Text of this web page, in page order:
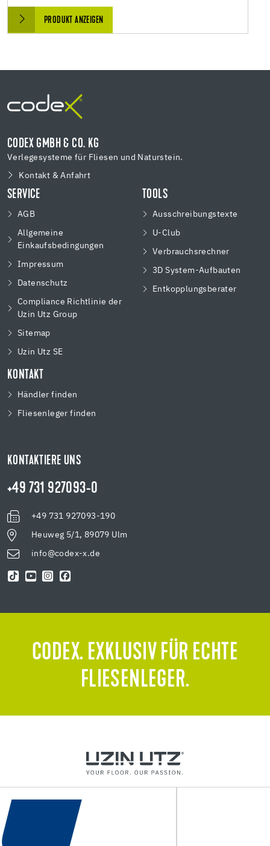
PRODUKT ANZEIGEN
CODEX GMBH & CO. KG
Verlegesysteme für Fliesen und Naturstein.
Kontakt & Anfahrt
SERVICE
AGB
Allgemeine
Einkaufsbedingungen
Impressum
Datenschutz
Compliance Richtlinie der
Uzin Utz Group
Sitemap
Uzin Utz SE
TOOLS
Ausschreibungstexte
U-Club
Verbrauchsrechner
3D System-Aufbauten
Entkopplungsberater
KONTAKT
Händler finden
Fliesenleger finden
KONTAKTIERE UNS
+49 731 927093-0
+49 731 927093-190
Heuweg 5/1, 89079 Ulm
info@codex-x.de
CODEX. EXKLUSIV FÜR ECHTE
FLIESENLEGER.